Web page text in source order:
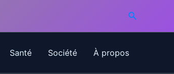
Santé Société À propos